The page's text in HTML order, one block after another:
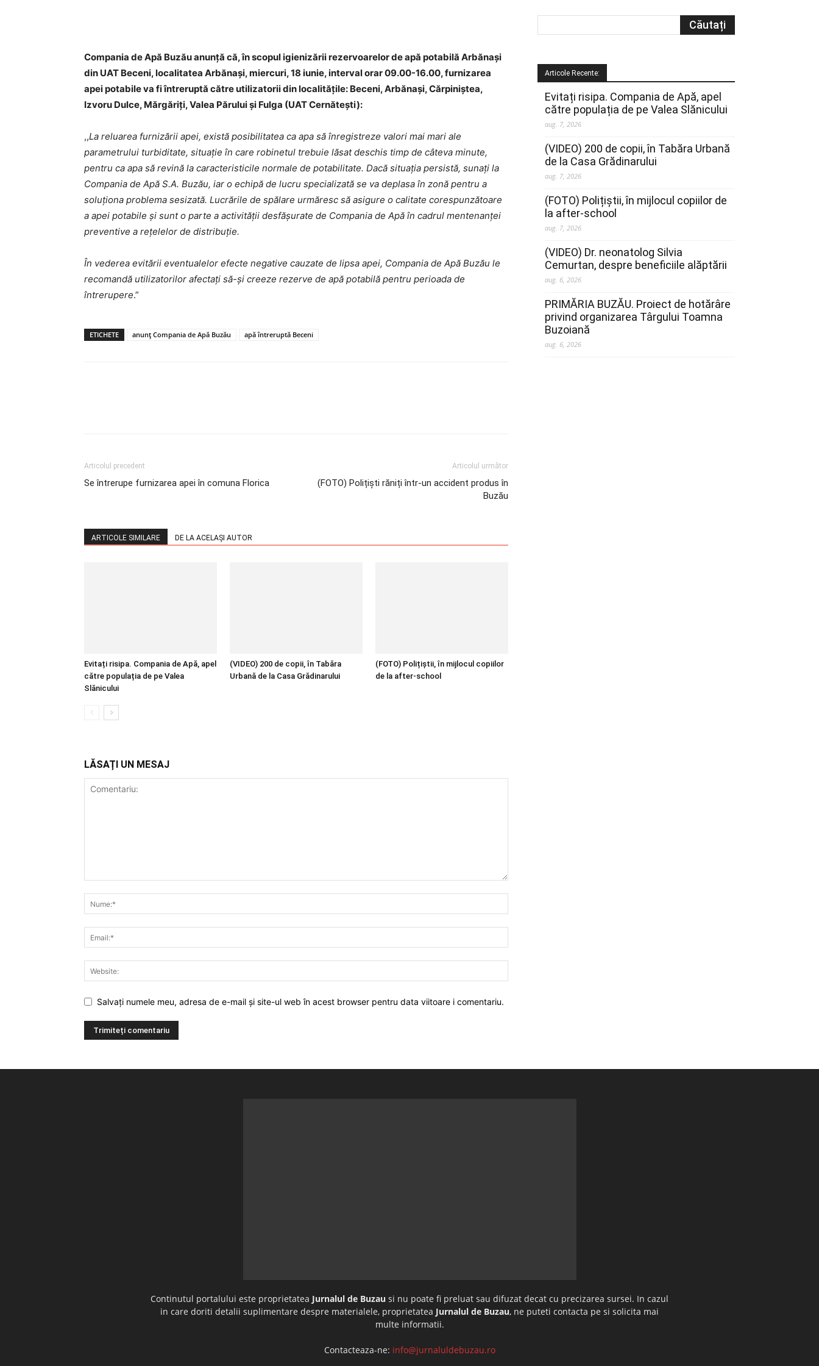
Compania de Apă Buzău anunță că, în scopul igienizării rezervoarelor de apă potabilă Arbănași
din UAT Beceni, localitatea Arbănași, miercuri, 18 iunie, interval orar 09.00-16.00, furnizarea
apei potabile va fi întreruptă către utilizatorii din localitățile: Beceni, Arbănași, Cărpiniștea,
Izvoru Dulce, Mărgăriți, Valea Părului și Fulga (UAT Cernătești):
,,La reluarea furnizării apei, există posibilitatea ca apa să înregistreze valori mai mari ale
parametrului turbiditate, situație în care robinetul trebuie lăsat deschis timp de câteva minute,
pentru ca apa să revină la caracteristicile normale de potabilitate. Dacă situația persistă, sunați la
Compania de Apă S.A. Buzău, iar o echipă de lucru specializată se va deplasa în zonă pentru a
soluționa problema sesizată. Lucrările de spălare urmăresc să asigure o calitate corespunzătoare
a apei potabile și sunt o parte a activității desfășurate de Compania de Apă în cadrul mentenanței
preventive a rețelelor de distribuție.
În vederea evitării eventualelor efecte negative cauzate de lipsa apei, Compania de Apă Buzău le
recomandă utilizatorilor afectați să-şi creeze rezerve de apă potabilă pentru perioada de
întrerupere.”
ETICHETE anunț Compania de Apă Buzău apă întreruptă Beceni
Articolul precedent
Se întrerupe furnizarea apei în comuna Florica
Articolul următor
(FOTO) Polițiști răniți într-un accident produs în
Buzău
ARTICOLE SIMILARE DE LA ACELAȘI AUTOR
Evitați risipa. Compania de Apă, apel
către populația de pe Valea
Slănicului
(VIDEO) 200 de copii, în Tabăra
Urbană de la Casa Grădinarului
(FOTO) Polițiștii, în mijlocul copiilor
de la after-school
LĂSAȚI UN MESAJ
Salvați numele meu, adresa de e-mail și site-ul web în acest browser pentru data viitoare i comentariu.
Articole Recente:
Evitați risipa. Compania de Apă, apel
către populația de pe Valea Slănicului
aug. 7, 2026
(VIDEO) 200 de copii, în Tabăra Urbană
de la Casa Grădinarului
aug. 7, 2026
(FOTO) Polițiștii, în mijlocul copiilor de
la after-school
aug. 7, 2026
(VIDEO) Dr. neonatolog Silvia
Cemurtan, despre beneficiile alăptării
aug. 6, 2026
PRIMĂRIA BUZĂU. Proiect de hotărâre
privind organizarea Târgului Toamna
Buzoiană
aug. 6, 2026
Continutul portalului este proprietatea Jurnalul de Buzau si nu poate fi preluat sau difuzat decat cu precizarea sursei. In cazul
in care doriti detalii suplimentare despre materialele, proprietatea Jurnalul de Buzau, ne puteti contacta pe si solicita mai
multe informatii.
Contacteaza-ne: info@jurnaluldebuzau.ro